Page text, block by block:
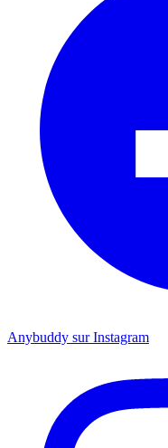
Anybuddy sur Instagram